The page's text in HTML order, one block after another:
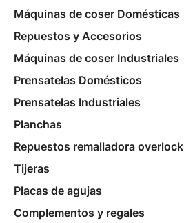
Máquinas de coser Domésticas
Repuestos y Accesorios
Máquinas de coser Industriales
Prensatelas Domésticos
Prensatelas Industriales
Planchas
Repuestos remalladora overlock
Tijeras
Placas de agujas
Complementos y regales